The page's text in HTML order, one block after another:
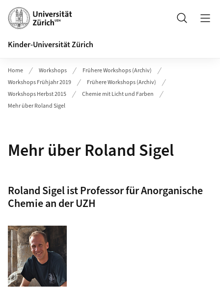
Header
Suche
Kinder-Universität Zürich
Home Workshops
Frühere Workshops (Archiv)
Workshops Frühjahr 2019
Frühere Workshops (Archiv)
Workshops Herbst 2015
Chemie mit Licht und Farben
Mehr über Roland Sigel
Mehr über Roland Sigel
Roland Sigel ist Professor für Anorganische
Chemie an der UZH